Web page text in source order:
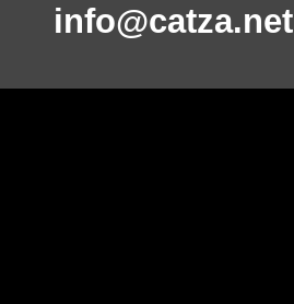
info@catza.net